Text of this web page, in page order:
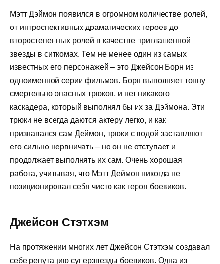
Мэтт Дэймон появился в огромном количестве ролей,
от интроспективных драматических героев до
второстепенных ролей в качестве приглашенной
звезды в ситкомах. Тем не менее один из самых
известных его персонажей – это Джейсон Борн из
одноименной серии фильмов. Борн выполняет тонну
смертельно опасных трюков, и нет никакого
каскадера, который выполнял бы их за Дэймона. Эти
трюки не всегда даются актеру легко, и как
признавался сам Деймон, трюки с водой заставляют
его сильно нервничать – но он не отступает и
продолжает выполнять их сам. Очень хорошая
работа, учитывая, что Мэтт Деймон никогда не
позиционировал себя чисто как героя боевиков.
Джейсон Стэтхэм
На протяжении многих лет Джейсон Стэтхэм создавал
себе репутацию суперзвезды боевиков. Одна из